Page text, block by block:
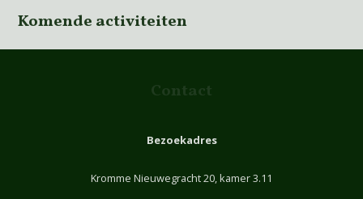
Komende activiteiten
Contact
Bezoekadres
Kromme Nieuwegracht 20, kamer 3.11